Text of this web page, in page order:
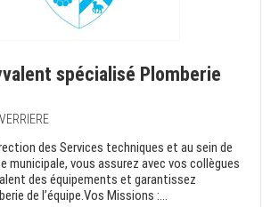
spécialisé Plomberie
des Services techniques et au sein de
municipale, vous assurez avec vos collègues
des équipements et garantissez
de l’équipe.Vos Missions :...